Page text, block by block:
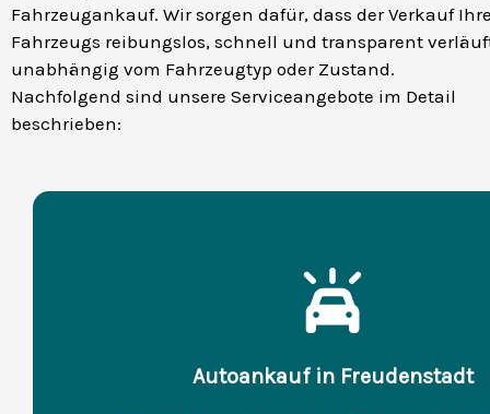
Fahrzeugankauf. Wir sorgen dafür, dass der Verkauf
Fahrzeugs reibungslos, schnell und transparent
unabhängig vom Fahrzeugtyp oder Zustand.
Nachfolgend sind unsere Serviceangebote im Detail
beschrieben:
Autoankauf in Freudenstadt